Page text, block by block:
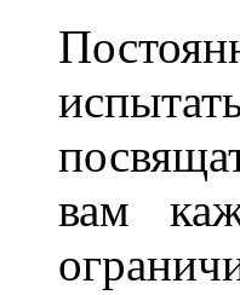
вам